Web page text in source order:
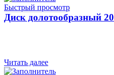
Быстрый просмотр
Диск долотообразный
Читать далее